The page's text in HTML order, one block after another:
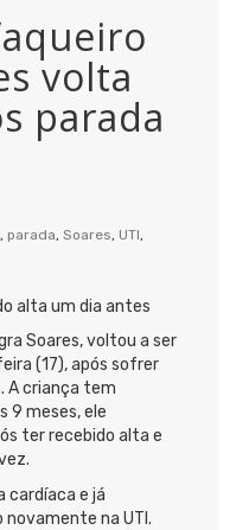
volta
parada
, parada, Soares, UTI,
alta um dia antes
Soares, voltou a ser
(17), após sofrer
A criança tem
9 meses, ele
ter recebido alta e
cardíaca e já
na UTI.